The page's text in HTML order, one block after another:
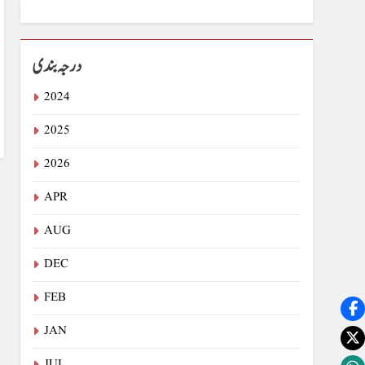
درجہ بندی
2024
2025
2026
APR
AUG
DEC
FEB
JAN